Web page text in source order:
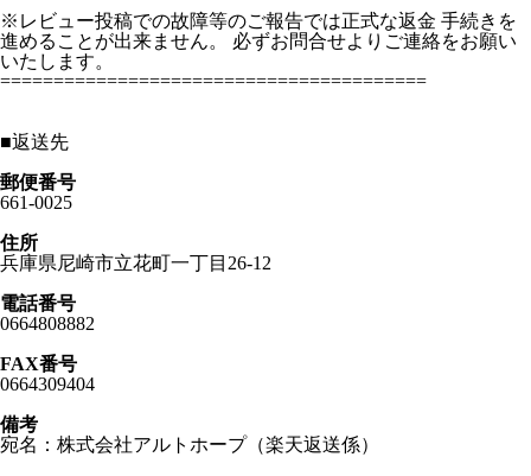
※レビュー投稿での故障等のご報告では正式な返金 手続きを
進めることが出来ません。 必ずお問合せよりご連絡をお願い
いたします。
========================================
■返送先
郵便番号
661-0025
住所
兵庫県尼崎市立花町一丁目26-12
電話番号
0664808882
FAX番号
0664309404
備考
宛名：株式会社アルトホープ（楽天返送係）